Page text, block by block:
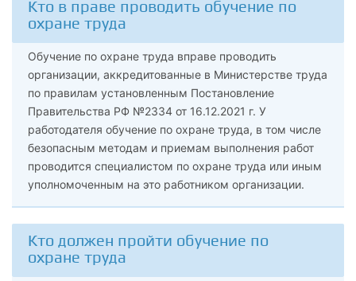
Кто в праве проводить обучение по
охране труда
Обучение по охране труда вправе проводить
организации, аккредитованные в Министерстве труда
по правилам установленным Постановление
Правительства РФ №2334 от 16.12.2021 г. У
работодателя обучение по охране труда, в том числе
безопасным методам и приемам выполнения работ
проводится специалистом по охране труда или иным
уполномоченным на это работником организации.
Кто должен пройти обучение по
охране труда